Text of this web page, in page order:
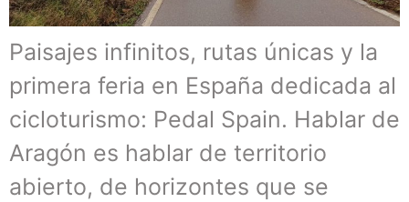
Paisajes infinitos, rutas únicas y la
primera feria en España dedicada al
cicloturismo: Pedal Spain. Hablar de
Aragón es hablar de territorio
abierto, de horizontes que se